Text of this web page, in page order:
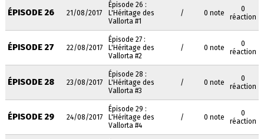
ÉPISODE 26 21/08/2017
Épisode 26 :
L'Héritage des
Vallorta #1
/ 0 note
0
réaction
ÉPISODE 27 22/08/2017
Épisode 27 :
L'Héritage des
Vallorta #2
/ 0 note
0
réaction
ÉPISODE 28 23/08/2017
Épisode 28 :
L'Héritage des
Vallorta #3
/ 0 note
0
réaction
ÉPISODE 29 24/08/2017
Épisode 29 :
L'Héritage des
Vallorta #4
/ 0 note
0
réaction